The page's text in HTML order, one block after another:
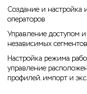
Создание и настройка
операторов
Управление доступом
независимых
Настройка режима
управление
профилей, импорт и